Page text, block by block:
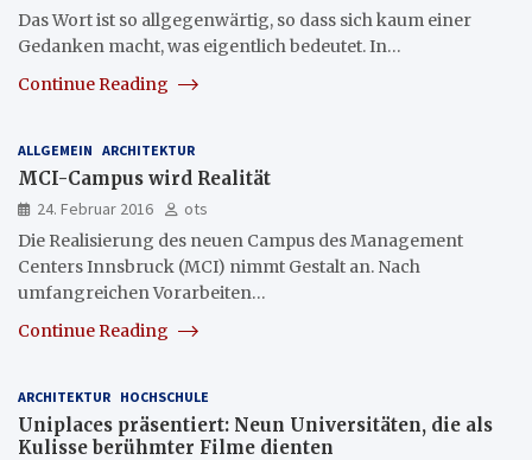
Das Wort ist so allgegenwärtig, so dass sich kaum einer
Gedanken macht, was eigentlich bedeutet. In…
Continue Reading
ALLGEMEIN ARCHITEKTUR
MCI-Campus wird Realität
24. Februar 2016
ots
Die Realisierung des neuen Campus des Management
Centers Innsbruck (MCI) nimmt Gestalt an. Nach
umfangreichen Vorarbeiten…
Continue Reading
ARCHITEKTUR HOCHSCHULE
Uniplaces präsentiert: Neun Universitäten, die als
Kulisse berühmter Filme dienten